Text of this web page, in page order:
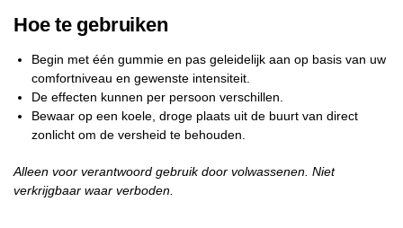
Hoe te gebruiken
Begin met één gummie en pas geleidelijk aan op basis van uw
comfortniveau en gewenste intensiteit.
De effecten kunnen per persoon verschillen.
Bewaar op een koele, droge plaats uit de buurt van direct
zonlicht om de versheid te behouden.
Alleen voor verantwoord gebruik door volwassenen. Niet
verkrijgbaar waar verboden.